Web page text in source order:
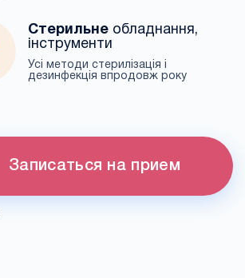
Стерильне обладнання,
інструменти
Усі методи стерилізація і
дезинфекція впродовж року
Записаться на прием